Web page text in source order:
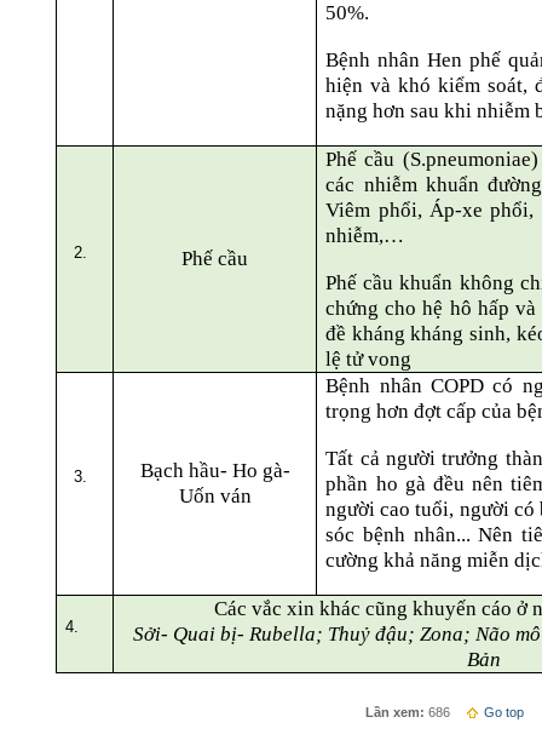
50%.
Bệnh nhân Hen phế
hiện và khó kiểm soát,
nặng hơn sau khi nhiễm
Phế cầu
Phế cầu
các nhiễm khuẩn
Viêm phổi, Áp-xe phổi,
nhiễm,…
Phế cầu khuẩn không
chứng cho hệ hô hấp
đề kháng kháng sinh,
lệ tử vong
Bạch hầu- Ho gà-
Uốn ván
Bệnh nhân COPD có
trọng hơn đợt cấp của
Tất cả người trưởng
phần ho gà đều nên
người cao tuổi, người có
sóc bệnh nhân... Nên
cường khả năng miễn
Các vắc xin khác cũng khuyến cáo ở
Sởi- Quai bị- Rubella; Thuỷ đậu; Zona; Não
Bản
Lần xem: 686 Go top